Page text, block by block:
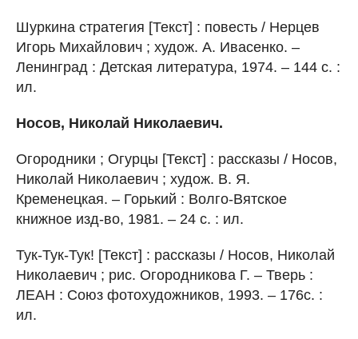
Шуркина стратегия [Текст] : повесть / Нерцев
Игорь Михайлович ; худож. А. Ивасенко. –
Ленинград : Детская литература, 1974. – 144 с. :
ил.
Носов, Николай Николаевич.
Огородники ; Огурцы [Текст] : рассказы / Носов,
Николай Николаевич ; худож. В. Я.
Кременецкая. – Горький : Волго-Вятское
книжное изд-во, 1981. – 24 с. : ил.
Тук-Тук-Тук! [Текст] : рассказы / Носов, Николай
Николаевич ; рис. Огородникова Г. – Тверь :
ЛЕАН : Союз фотохудожников, 1993. – 176с. :
ил.